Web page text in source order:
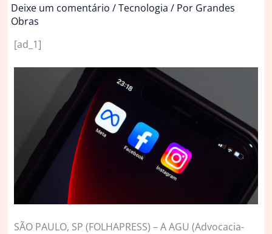
Deixe um comentário /Tecnologia / Por Grandes
Obras
[ad_1]
SÃO PAULO, SP (FOLHAPRESS) – A AGU (Advocacia-